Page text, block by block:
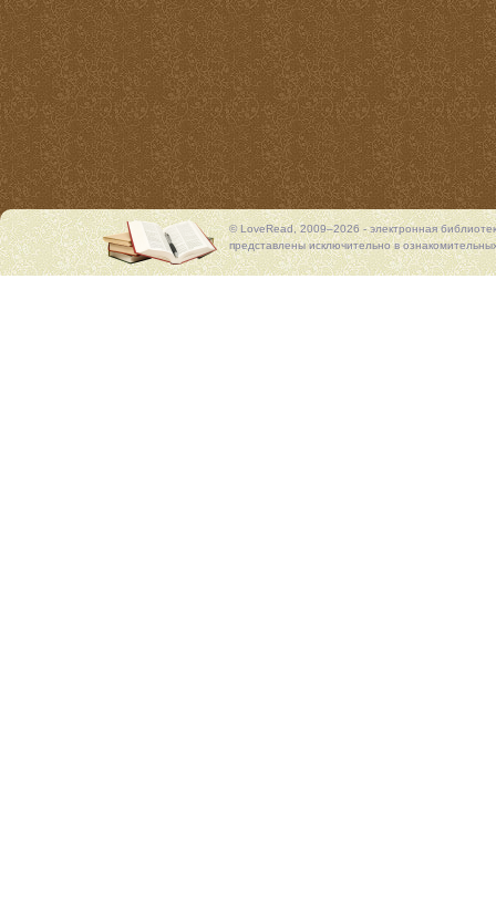
© LoveRead, 2009–2026 - электронная
представлены исключительно в